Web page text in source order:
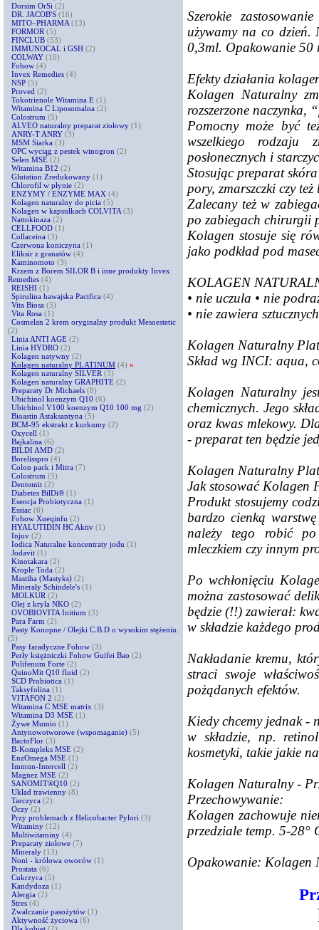
Dorsim OrSi (2)
DR. JACOB'S (16)
MITO–PHARMA (13)
FORMOR (5)
FINCLUB (53)
IMMUNOCAL i GSH (2)
COLWAY (10)
Fohow (4)
Invex Remedies (4)
NSP (5)
Proved (2)
Tokotrienole Witamina E (1)
Witamina C Liposomalna (2)
Colostrum (5)
ALVEO naturalny preparat ziołowy (1)
ANRY-T ANRY (3)
MSM Siarka (3)
OPC wyciąg z pestek winogron (2)
Selen MSE (2)
Witamina B12 (2)
Glutation Zredukowany (1)
Chlorofil w płynie (2)
ENZYMY / ENZYME MAX (4)
Kolagen naturalny do picia (5)
Kolagen w kapsułkach COLVITA (3)
Nattokinaza (2)
CELLFOOD (1)
Collaceina (3)
Czerwona koniczyna (1)
Eliksir z granatów (4)
Kaminomoto (3)
Krzem z Borem SILOR B i inne produkty Invex
Remedies (4)
REISHI (1)
Spirulina hawajska Pacifica (4)
Vita Biosa (5)
Vita Rosa (1)
Cosmelan 2 krem oryginalny produkt Mesoestetic
(2)
Linia ANTI AGE (2)
Linia HYDRO (2)
Kolagen natywny (2)
Kolagen naturalny PLATINUM (4) »
Kolagen naturalny SILVER (3)
Kolagen naturalny GRAPHITE (2)
Preparaty Dr Michaels (8)
Ubichinol koenzym Q10 (6)
Ubichinol V100 koenzym Q10 100 mg (2)
Bioastin Astaksantyna (5)
BCM-95 ekstrakt z kurkumy (2)
Oxycell (1)
Bajkalina (6)
BILDI AMD (2)
Borelisspro (4)
Colon pack i Mitra (7)
Colostrum (5)
Dentomit (2)
Diabetes BilDi® (1)
Esencja Probiotyczna (1)
Essiac (6)
Fohow Xueqinfu (2)
HYALUTIDIN HC Aktiv (1)
Injuv (2)
Iodica Naturalne koncentraty jodu (1)
Jodavit (1)
Kinotakara (2)
Krople Toda (2)
Mastiha (Mastyks) (2)
Minerały Schindele's (1)
MOLKUR (2)
Olej z kryla NKO (2)
OVOBIOVITA Initium (3)
Para Farm (2)
Pasty Konopne / Olejki C.B.D o wysokim stężeniu.
(5)
Pasy faradyczne Fohow (3)
Perły księżniczki Fohow Guifei Bao (2)
Polifenum Forte (2)
QuinoMit Q10 fluid (2)
SCD Probiotica (1)
Taksyfolina (1)
VITAFON 2 (2)
Witamina C MSE matrix (3)
Witamina D3 MSE (1)
Żywe Mumio (1)
Antynowotworowe (wspomaganie) (5)
BactoFlor (3)
B-Kompleks MSE (2)
EnzOmega MSE (1)
Immun-Intercell (2)
Magnez MSE (2)
SANOMIT®Q10 (2)
Układ trawienny (8)
Tarczyca (2)
Oczy (2)
Przy problemach z Helicobacter Pylori (3)
Witaminy (12)
Multiwitaminy (4)
Preparaty ziołowe (7)
Minerały (13)
Noni - królowa owoców (1)
Prostata (6)
Cukrzyca (5)
Kandydoza (1)
Alergia (2)
Stres (4)
Zwalczanie pasożytów (1)
Aktywność życiowa (6)
Szerokie
używamy na co dzień.
0,3ml. Opakowanie 50
Efekty działania
Kolagen Naturalny
rozszerzone naczynka,
Pomocny może być
wszelkiego rodzaju
posłonecznych i
Stosując preparat
pory, zmarszczki czy
Zalecany też w
po zabiegach chirurgii
Kolagen stosuje się
jako podkład pod
KOLAGEN
• nie uczula • nie
• nie zawiera
Kolagen Naturalny
Skład wg INCI: aqua,
Kolagen Naturalny
chemicznych. Jego
oraz kwas mlekowy.
- preparat ten będzie
Kolagen Naturalny
Jak stosować Kolagen
Produkt stosujemy
bardzo cienką
należy tego robić po
mleczkiem czy innym
Po wchłonięciu
można zastosować
będzie (!!) zawierał:
w składzie każdego
Nakładanie kremu,
straci swoje
pożądanych efektów.
Kiedy chcemy jednak -
w składzie, np.
kosmetyki, takie jakie
Kolagen Naturalny -
Przechowywanie:
Kolagen zachowuje
przedziale temp. 5-28°
Opakowanie: